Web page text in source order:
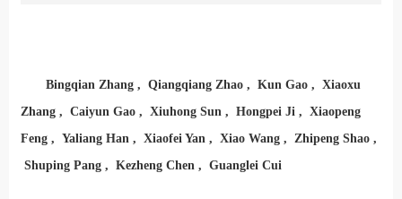
Bingqian Zhang , Qiangqiang Zhao , Kun Gao , Xiaoxu
Zhang , Caiyun Gao , Xiuhong Sun , Hongpei Ji , Xiaopeng
Feng , Yaliang Han , Xiaofei Yan , Xiao Wang , Zhipeng Shao ,
Shuping Pang , Kezheng Chen , Guanglei Cui